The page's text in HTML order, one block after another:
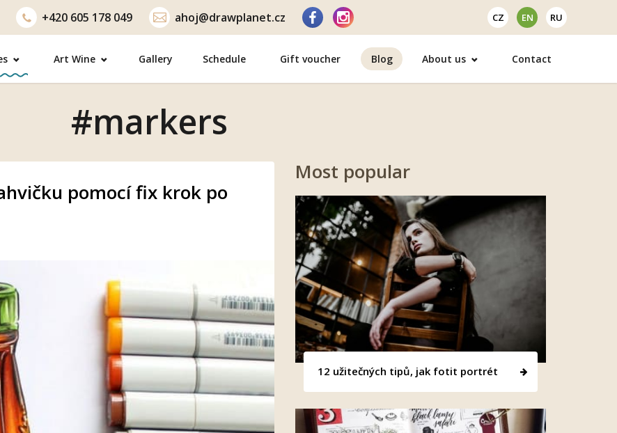
+420 605 178 049 ahoj@drawplanet.cz CZ EN RU
Art Wine Gallery Schedule Gift voucher Blog About us Contact
#markers
pomocí fix krok po
Most popular
12 užitečných tipů, jak fotit portrét